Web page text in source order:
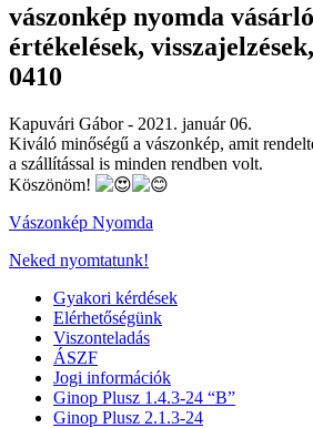
vászonkép nyomda
értékelések,
0410
Kapuvári Gábor - 2021. január 06.
Kiváló minőségű a vászonkép, amit
a szállítással is minden rendben volt.
Köszönöm!
Vászonkép Nyomda
Neked nyomtatunk!
Gyakori kérdések
Elérhetőségünk
Viszonteladás
ÁSZF
Jogi információk
Ginop Plusz 1.4.3-24 “B”
Ginop Plusz 2.1.3-24